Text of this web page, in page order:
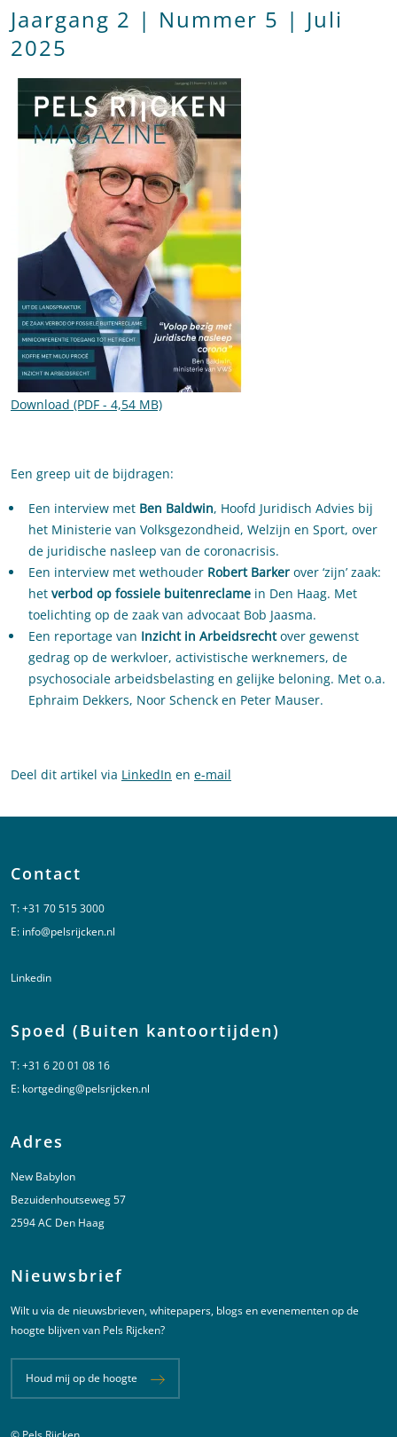
Jaargang 2 | Nummer 5 | Juli
2025
Download (PDF - 4,54 MB)
Een greep uit de bijdragen:
Een interview met Ben Baldwin, Hoofd Juridisch Advies bij
het Ministerie van Volksgezondheid, Welzijn en Sport, over
de juridische nasleep van de coronacrisis.
Een interview met wethouder Robert Barker over ‘zijn’ zaak:
het verbod op fossiele buitenreclame in Den Haag. Met
toelichting op de zaak van advocaat Bob Jaasma.
Een reportage van Inzicht in Arbeidsrechtover gewenst
gedrag op de werkvloer, activistische werknemers, de
psychosociale arbeidsbelasting en gelijke beloning. Met o.a.
Ephraim Dekkers, Noor Schenck en Peter Mauser.
Deel dit artikel via LinkedIn en e-mail
Contact
T:+31 70 515 3000
E: info@pelsrijcken.nl
Linkedin
Spoed (Buiten kantoortijden)
T:+31 6 20 01 08 16
E: kortgeding@pelsrijcken.nl
Adres
New Babylon
Bezuidenhoutseweg 57
2594 AC Den Haag
Nieuwsbrief
Wilt u via de nieuwsbrieven, whitepapers, blogs en evenementen op de
hoogte blijven van Pels Rijcken?
Houd mij op de hoogte